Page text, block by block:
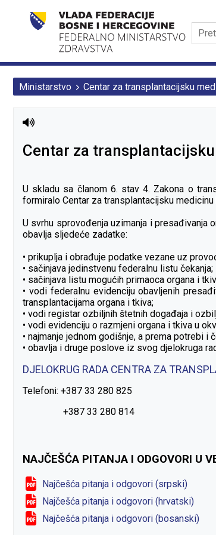
Ministarstvo Centar za transplantacijsku
Centar za
U skladu sa članom 6. stav 4. Zakona o
formiralo Centar za transplantacijsku
U svrhu sprovođenja uzimanja i presađivanja
obavlja sljedeće zadatke:
• prikuplja i obrađuje podatke vezane uz
• sačinjava jedinstvenu federalnu listu čekanja;
• sačinjava listu mogućih primaoca organa i
• vodi federalnu evidenciju obavljenih
transplantacijama organa i tkiva;
• vodi registar ozbiljnih štetnih događaja i
• vodi evidenciju o razmjeni organa i tkiva u
• najmanje jednom godišnje, a prema potrebi
• obavlja i druge poslove iz svog djelokruga
DJELOKRUG RADA CENTRA ZA
Telefoni: +387 33 280 825
+387 33 280 814
NAJČEŠĆA PITANJA I ODGOVORI U
Najčešća pitanja i odgovori (srpski)
Najčešća pitanja i odgovori (hrvatski)
Najčešća pitanja i odgovori (bosanski)